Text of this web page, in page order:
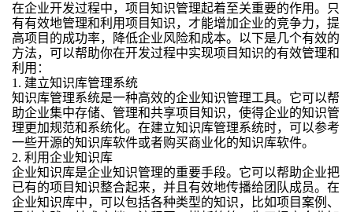
在企业开发过程中，项目知识管理起着至关重要的作用。只
有有效地管理和利用项目知识，才能增加企业的竞争力，提
高项目的成功率，降低企业风险和成本。以下是几个有效的
方法，可以帮助你在开发过程中实现项目知识的有效管理和
利用：
1. 建立知识库管理系统
知识库管理系统是一种高效的企业知识管理工具。它可以帮
助企业集中存储、管理和共享项目知识，使得企业的知识管
理更加规范和系统化。在建立知识库管理系统时，可以参考
一些开源的知识库软件或者购买商业化的知识库软件。
2. 利用企业知识库
企业知识库是企业知识管理的重要手段。它可以帮助企业把
已有的项目知识整合起来，并且有效地传播给团队成员。在
企业知识库中，可以包括各种类型的知识，比如项目案例、